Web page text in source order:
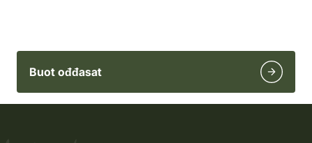
Buot ođđasat